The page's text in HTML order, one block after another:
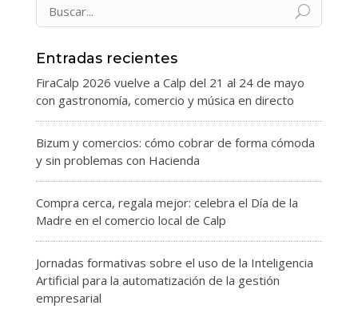
Entradas recientes
FiraCalp 2026 vuelve a Calp del 21 al 24 de mayo
con gastronomía, comercio y música en directo
Bizum y comercios: cómo cobrar de forma cómoda
y sin problemas con Hacienda
Compra cerca, regala mejor: celebra el Día de la
Madre en el comercio local de Calp
Jornadas formativas sobre el uso de la Inteligencia
Artificial para la automatización de la gestión
empresarial